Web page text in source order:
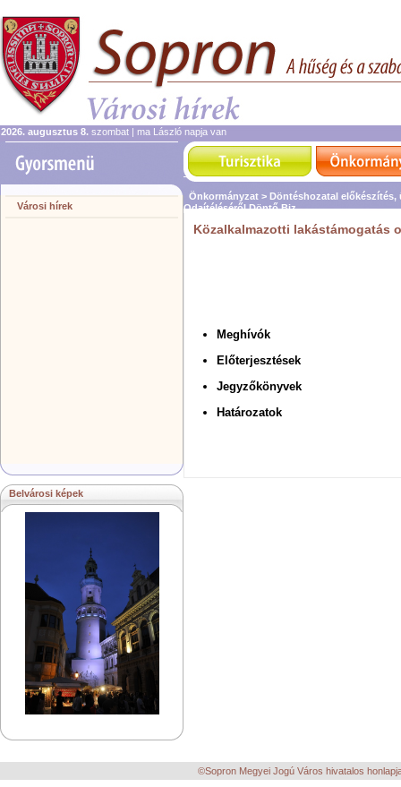
2026. augusztus 8. szombat | ma László napja van
Városi hírek
Belvárosi képek
Önkormányzat > Döntéshozatal előkészítés,
Odaítéléséről Döntő Biz.
Közalkalmazotti lakástámogatás
Meghívók
Előterjesztések
Jegyzőkönyvek
Határozatok
©Sopron Megyei Jogú Város hivatalos